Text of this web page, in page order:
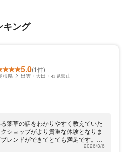
キング
5.0(1件)
根県 出雲・大田・石見銀山
薬草の話をわかりやすく教えていた
ショップがより貴重な体験となりま
レンドができてとても満足です。
しみます！
2026/3/6